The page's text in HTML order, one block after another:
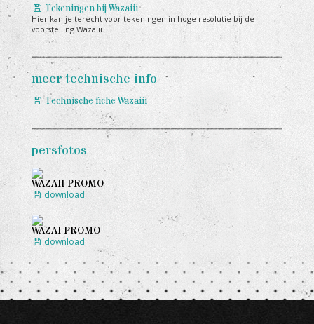
Tekeningen bij Wazaiii
Hier kan je terecht voor tekeningen in hoge resolutie bij de
voorstelling Wazaiii.
meer technische info
Technische fiche Wazaiii
persfotos
WAZAII PROMO
download
WAZAI PROMO
download